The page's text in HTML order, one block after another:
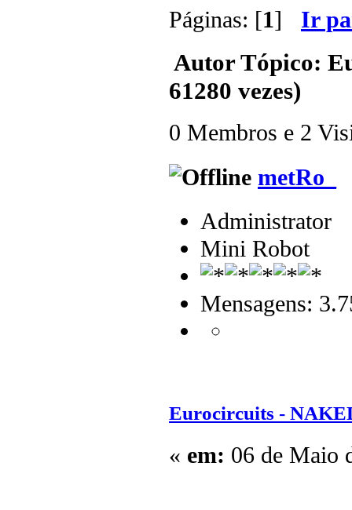
Páginas: [1] Ir
AutorTópico:
61280 vezes)
0 Membros e 2
metRo_
Administrator
Mini Robot
Mensagens:
Eurocircuits -
« em: 06 de Maio